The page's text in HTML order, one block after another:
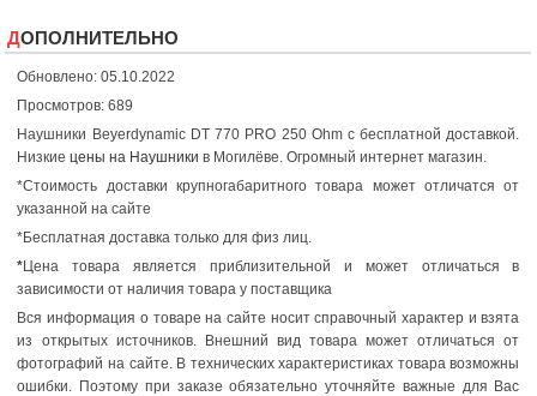
ДОПОЛНИТЕЛЬНО
Обновлено: 05.10.2022
Просмотров: 689
Наушники Beyerdynamic DT 770 PRO 250 Ohm с бесплатной доставкой.
Низкиецены на Наушники в Могилёве. Огромный интернет магазин.
*Стоимость доставки крупногабаритного товара может отличатся от
указанной на сайте
*Бесплатная доставка только для физ лиц.
*Цена товара является приблизительной и может отличаться в
зависимости от наличия товара у поставщика
Вся информация о товаре на сайте носит справочный характер и взята
из открытых источников. Внешний вид товара может отличаться от
фотографий на сайте. В технических характеристиках товара возможны
ошибки. Поэтому при заказе обязательно уточняйте важные для Вас